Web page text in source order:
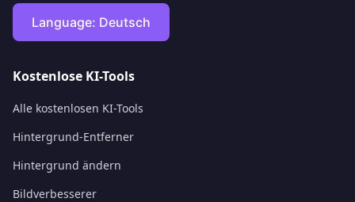
Language: Deutsch
Kostenlose KI-Tools
Alle kostenlosen KI-Tools
Hintergrund-Entferner
Hintergrund ändern
Bildverbesserer